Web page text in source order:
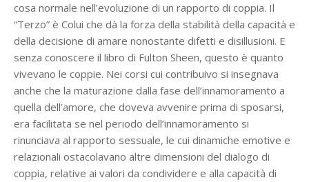
cosa normale nell’evoluzione di un rapporto di coppia. Il
“Terzo” è Colui che dà la forza della stabilità della capacità e
della decisione di amare nonostante difetti e disillusioni. E
senza conoscere il libro di Fulton Sheen, questo è quanto
vivevano le coppie. Nei corsi cui contribuivo si insegnava
anche che la maturazione dalla fase dell’innamoramento a
quella dell’amore, che doveva avvenire prima di sposarsi,
era facilitata se nel periodo dell’innamoramento si
rinunciava al rapporto sessuale, le cui dinamiche emotive e
relazionali ostacolavano altre dimensioni del dialogo di
coppia, relative ai valori da condividere e alla capacità di